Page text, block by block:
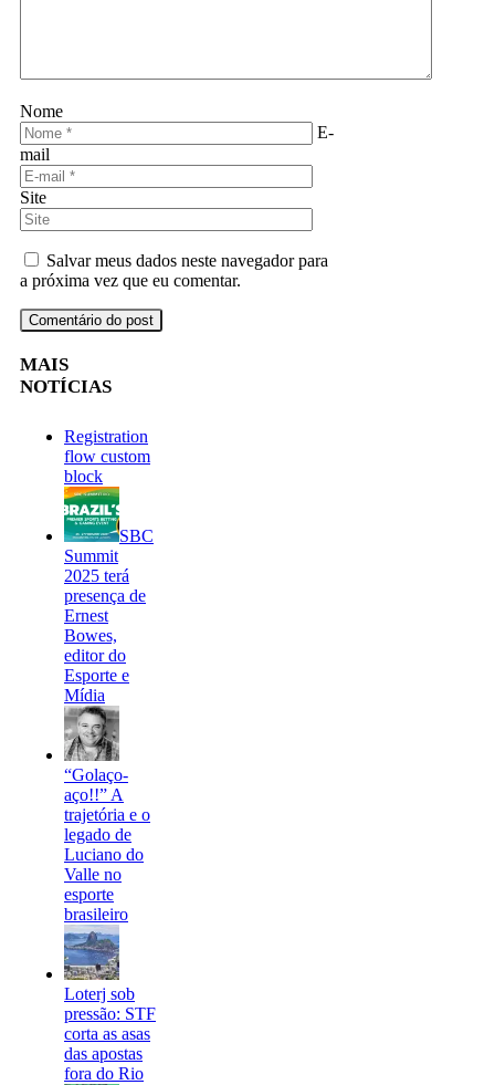
Nome
E-
mail
Site
Salvar meus dados neste navegador para
a próxima vez que eu comentar.
MAIS
NOTÍCIAS
Registration
flow custom
block
SBC
Summit
2025 terá
presença de
Ernest
Bowes,
editor do
Esporte e
Mídia
“Golaço-
aço!!” A
trajetória e o
legado de
Luciano do
Valle no
esporte
brasileiro
Loterj sob
pressão: STF
corta as asas
das apostas
fora do Rio